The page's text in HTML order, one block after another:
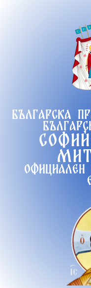
Българска